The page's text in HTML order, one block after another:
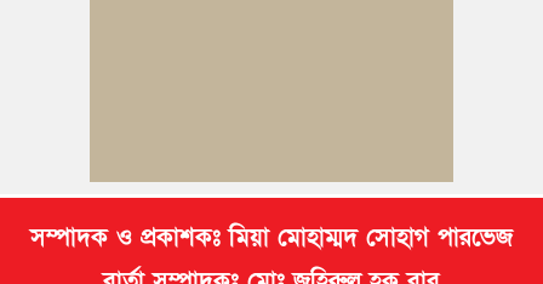
সম্পাদক ও প্রকাশকঃ মিয়া মোহাম্মদ সোহাগ পারভেজ